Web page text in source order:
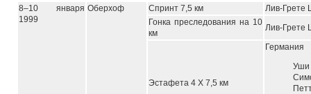
8–10 января
1999
Оберхоф Спринт 7,5 км
Лив-Грете
Гонка преследования на 10
км
Лив-Грете
Эстафета 4 Х 7,5 км
Германия
Уши